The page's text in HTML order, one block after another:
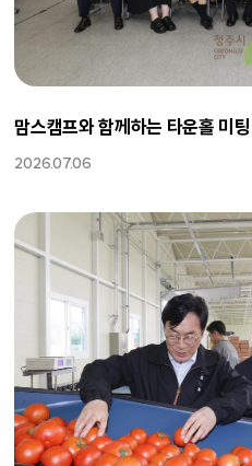
맘스캠프와 함께하는 타운홀 미팅
2026.07.06